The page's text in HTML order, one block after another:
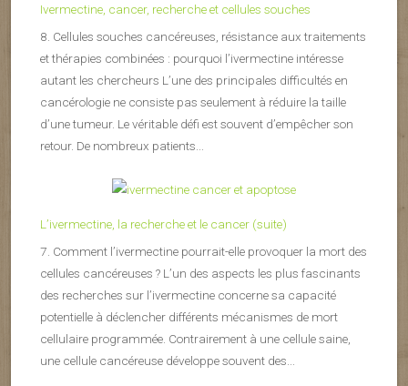
Ivermectine, cancer, recherche et cellules souches
8. Cellules souches cancéreuses, résistance aux traitements
et thérapies combinées : pourquoi l’ivermectine intéresse
autant les chercheurs L’une des principales difficultés en
cancérologie ne consiste pas seulement à réduire la taille
d’une tumeur. Le véritable défi est souvent d’empêcher son
retour. De nombreux patients...
L’ivermectine, la recherche et le cancer (suite)
7. Comment l’ivermectine pourrait-elle provoquer la mort des
cellules cancéreuses ? L’un des aspects les plus fascinants
des recherches sur l’ivermectine concerne sa capacité
potentielle à déclencher différents mécanismes de mort
cellulaire programmée. Contrairement à une cellule saine,
une cellule cancéreuse développe souvent des...